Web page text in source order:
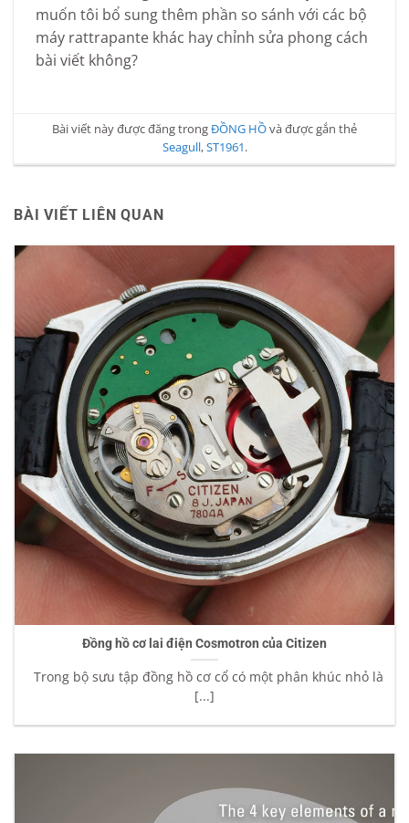
muốn tôi bổ sung thêm phần so sánh với các bộ
máy rattrapante khác hay chỉnh sửa phong cách
bài viết không?
Bài viết này được đăng trongĐỒNG HỒvà được gắn thẻ
Seagull,ST1961.
BÀI VIẾT LIÊN QUAN
Đồng hồ cơ lai điện Cosmotron của Citizen
Trong bộ sưu tập đồng hồ cơ cổ có một phân khúc nhỏ là
[...]